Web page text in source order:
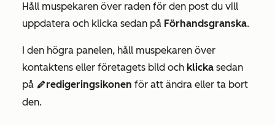
Håll muspekaren över raden för den post du vill
uppdatera och klicka sedan på Förhandsgranska.
I den högra panelen, håll muspekaren över
kontaktens eller företagets bild och klicka sedan
på editredigeringsikonen för att ändra eller ta bort
den.